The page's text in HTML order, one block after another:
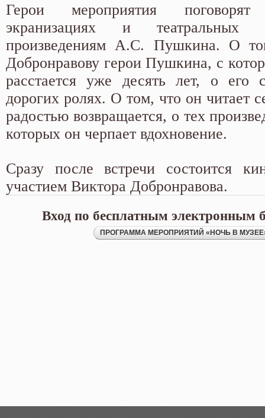
Герои мероприятия
экранизациях и театральных
произведениям А.С. Пушкина. О
Добронравову герои Пушкина, с
расстается уже десять лет, о его
дорогих ролях. О том, что он читает
радостью возвращается, о тех
которых он черпает вдохновение.
Сразу после встречи состоится
участием Виктора Добронравова.
Вход по бесплатным электронным